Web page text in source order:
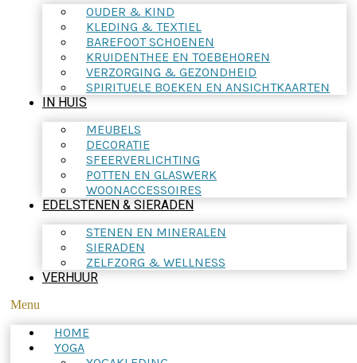
OUDER & KIND
KLEDING & TEXTIEL
BAREFOOT SCHOENEN
KRUIDENTHEE EN TOEBEHOREN
VERZORGING & GEZONDHEID
SPIRITUELE BOEKEN EN ANSICHTKAARTEN
IN HUIS
MEUBELS
DECORATIE
SFEERVERLICHTING
POTTEN EN GLASWERK
WOONACCESSOIRES
EDELSTENEN & SIERADEN
STENEN EN MINERALEN
SIERADEN
ZELFZORG & WELLNESS
VERHUUR
Menu
HOME
YOGA